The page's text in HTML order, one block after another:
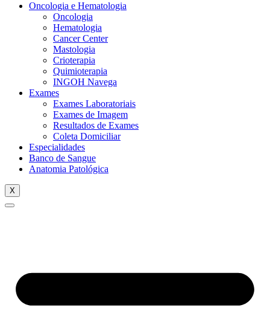
Oncologia e Hematologia
Oncologia
Hematologia
Cancer Center
Mastologia
Crioterapia
Quimioterapia
INGOH Navega
Exames
Exames Laboratoriais
Exames de Imagem
Resultados de Exames
Coleta Domiciliar
Especialidades
Banco de Sangue
Anatomia Patológica
X